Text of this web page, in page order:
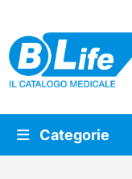
Vai al contenuto principale
Categorie